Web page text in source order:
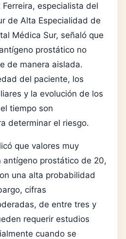
Ferreira, especialista del
de Alta Especialidad de
Médica Sur, señaló que
prostático no
de manera aislada.
del paciente, los
y la evolución de los
tiempo son
determinar el riesgo.
que valores muy
antígeno prostático de 20,
una alta probabilidad
cifras
de entre tres y
requerir estudios
cuando se